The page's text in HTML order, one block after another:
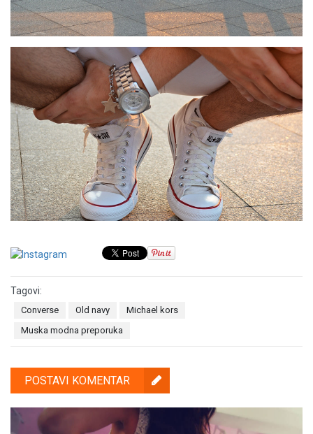
Tagovi:
Converse Old navy
Michael kors
Muska modna preporuka
POSTAVI KOMENTAR